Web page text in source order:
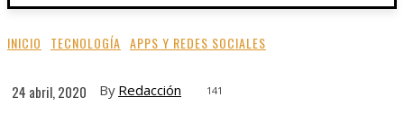
INICIO TECNOLOGÍA APPS Y REDES SOCIALES
24 abril, 2020 By Redacción 141